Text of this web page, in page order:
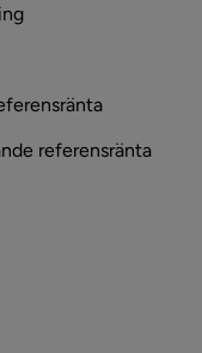
referensränta